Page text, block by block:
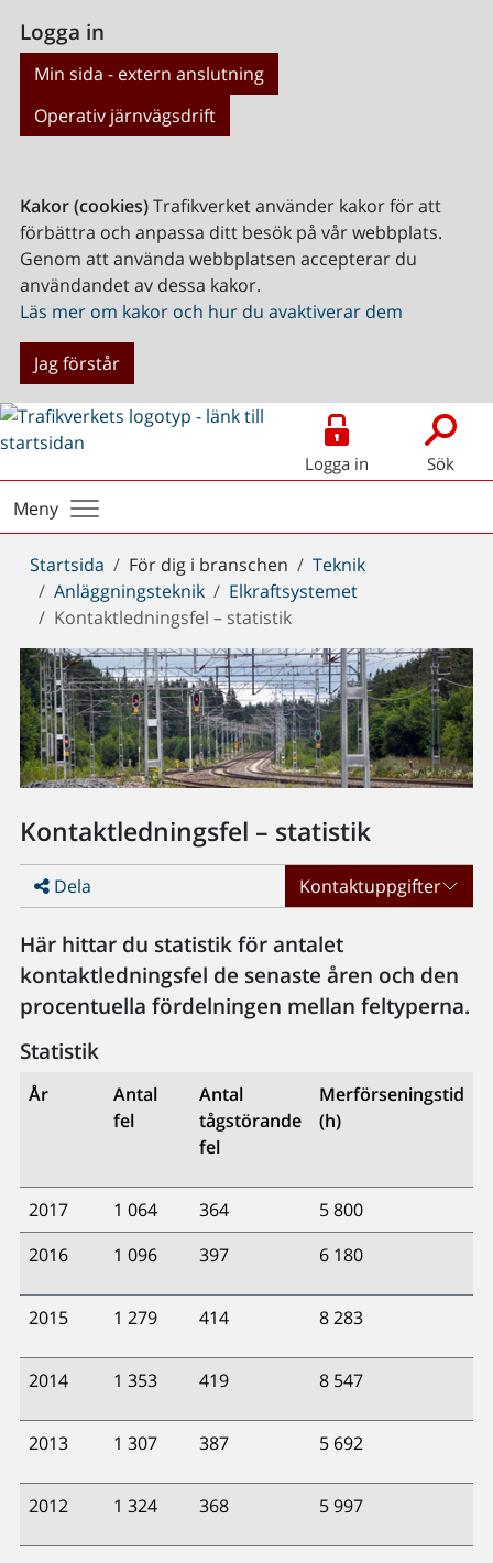
Logga in
Min sida - extern anslutning
Operativ järnvägsdrift
Kakor (cookies)Trafikverket använder kakor för att
förbättra och anpassa ditt besök på vår webbplats.
Genom att använda webbplatsen accepterar du
användandet av dessa kakor.
Läs mer om kakor och hur du avaktiverar dem
Jag förstår
Logga in Sök
Meny
Du
är
här:
Startsida För dig i branschen
Teknik
Anläggningsteknik
Elkraftsystemet
Kontaktledningsfel – statistik
Kontaktledningsfel – statistik
Dela Kontaktuppgifter
Här hittar du statistik för antalet
kontaktledningsfel de senaste åren och den
procentuella fördelningen mellan feltyperna.
Statistik
År
Antal
fel
Antal
tågstörande
fel
Merförseningstid
(h)
2017 1 064 364
5 800
2016
1 096 397 6 180
2015 1 279 414 8 283
2014 1 353 419 8 547
2013 1 307 387 5 692
2012 1 324 368 5 997